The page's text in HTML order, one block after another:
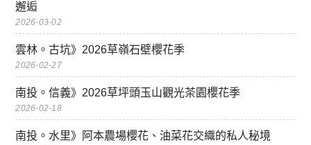
邂逅
2026-03-02
雲林。古坑》2026草嶺石壁櫻花季
2026-02-27
南投。信義》2026草坪頭玉山觀光茶園櫻花季
2026-02-18
南投。水里》阿本農場櫻花、油菜花交織的私人秘境